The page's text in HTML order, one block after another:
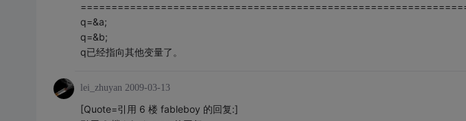
q=&a;
q=&b;
q已经指向其他变量了。
lei_zhuyan 2009-03-13
[Quote=引用 6 楼 fableboy 的回复:]